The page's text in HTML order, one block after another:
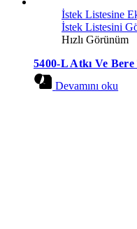
İstek Listesine
İstek Listesini
Hızlı Görünüm
5400-L Atkı Ve Bere
Devamını oku